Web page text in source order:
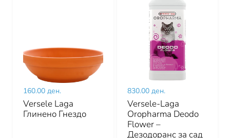
160.00 ден.
Versele Laga
Глинено Гнездо
830.00 ден.
Versele-Laga
Oropharma Deodo
Flower –
Дезодоранс за сад